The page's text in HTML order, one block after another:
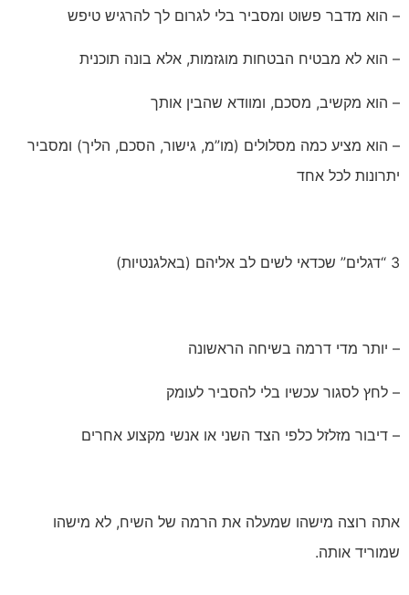
– הוא מדבר פשוט ומסביר בלי לגרום לך להרגיש טיפש
– הוא לא מבטיח הבטחות מוגזמות, אלא בונה תוכנית
– הוא מקשיב, מסכם, ומוודא שהבין אותך
– הוא מציע כמה מסלולים (מו”מ, גישור, הסכם, הליך) ומסביר
יתרונות לכל אחד
3 “דגלים” שכדאי לשים לב אליהם (באלגנטיות)
– יותר מדי דרמה בשיחה הראשונה
– לחץ לסגור עכשיו בלי להסביר לעומק
– דיבור מזלזל כלפי הצד השני או אנשי מקצוע אחרים
אתה רוצה מישהו שמעלה את הרמה של השיח, לא מישהו
שמוריד אותה.